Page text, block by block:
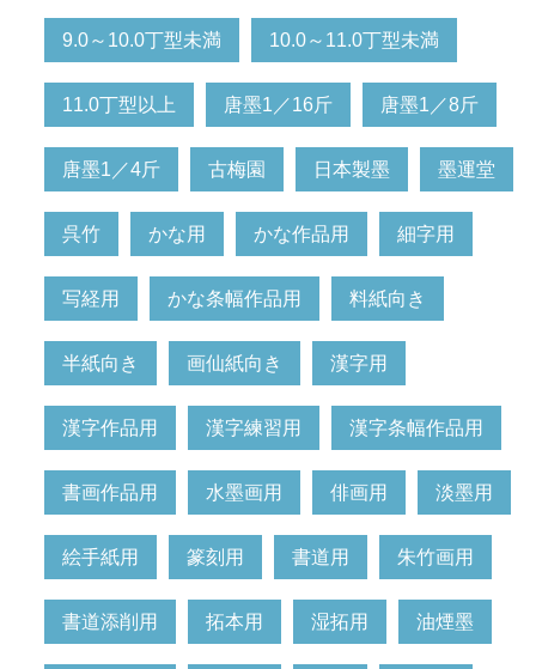
9.0～10.0丁型未満 10.0～11.0丁型未満
11.0丁型以上 唐墨1／16斤 唐墨1／8斤
唐墨1／4斤 古梅園 日本製墨 墨運堂
呉竹 かな用 かな作品用 細字用
写経用 かな条幅作品用 料紙向き
半紙向き 画仙紙向き 漢字用
漢字作品用 漢字練習用 漢字条幅作品用
書画作品用 水墨画用 俳画用 淡墨用
絵手紙用 篆刻用 書道用 朱竹画用
書道添削用 拓本用 湿拓用 油煙墨